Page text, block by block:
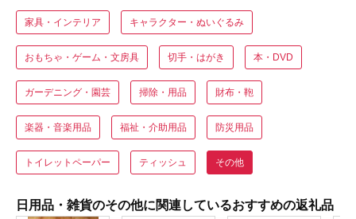
家具・インテリア キャラクター・ぬいぐるみ
おもちゃ・ゲーム・文房具 切手・はがき 本・DVD
ガーデニング・園芸 掃除・用品 財布・鞄
楽器・音楽用品 福祉・介助用品 防災用品
トイレットペーパー ティッシュ その他
日用品・雑貨のその他に関連しているおすすめの返礼品